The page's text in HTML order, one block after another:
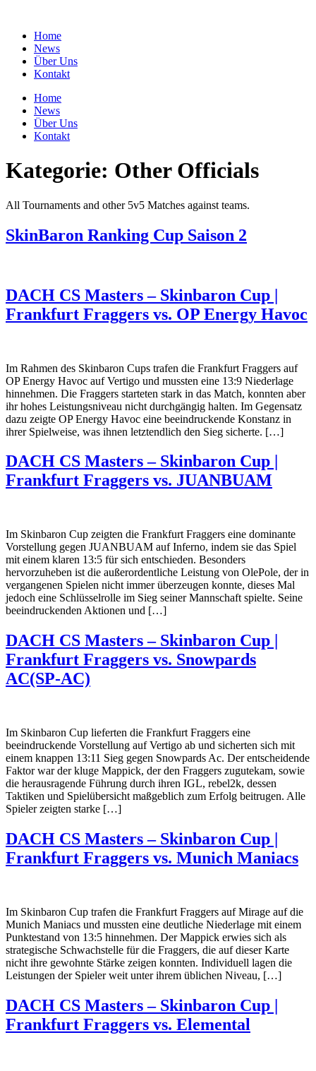
springenHome
News
Über Uns
Kontakt
Home
News
Über Uns
Kontakt
Kategorie: Other Officials
All Tournaments and other 5v5 Matches against teams.
SkinBaron Ranking Cup Saison 2
DACH CS Masters – Skinbaron Cup |
Frankfurt Fraggers vs. OP Energy Havoc
Im Rahmen des Skinbaron Cups trafen die Frankfurt Fraggers auf
OP Energy Havoc auf Vertigo und mussten eine 13:9 Niederlage
hinnehmen. Die Fraggers starteten stark in das Match, konnten aber
ihr hohes Leistungsniveau nicht durchgängig halten. Im Gegensatz
dazu zeigte OP Energy Havoc eine beeindruckende Konstanz in
ihrer Spielweise, was ihnen letztendlich den Sieg sicherte. […]
DACH CS Masters – Skinbaron Cup |
Frankfurt Fraggers vs. JUANBUAM
Im Skinbaron Cup zeigten die Frankfurt Fraggers eine dominante
Vorstellung gegen JUANBUAM auf Inferno, indem sie das Spiel
mit einem klaren 13:5 für sich entschieden. Besonders
hervorzuheben ist die außerordentliche Leistung von OlePole, der in
vergangenen Spielen nicht immer überzeugen konnte, dieses Mal
jedoch eine Schlüsselrolle im Sieg seiner Mannschaft spielte. Seine
beeindruckenden Aktionen und […]
DACH CS Masters – Skinbaron Cup |
Frankfurt Fraggers vs. Snowpards
AC(SP-AC)
Im Skinbaron Cup lieferten die Frankfurt Fraggers eine
beeindruckende Vorstellung auf Vertigo ab und sicherten sich mit
einem knappen 13:11 Sieg gegen Snowpards Ac. Der entscheidende
Faktor war der kluge Mappick, der den Fraggers zugutekam, sowie
die herausragende Führung durch ihren IGL, rebel2k, dessen
Taktiken und Spielübersicht maßgeblich zum Erfolg beitrugen. Alle
Spieler zeigten starke […]
DACH CS Masters – Skinbaron Cup |
Frankfurt Fraggers vs. Munich Maniacs
Im Skinbaron Cup trafen die Frankfurt Fraggers auf Mirage auf die
Munich Maniacs und mussten eine deutliche Niederlage mit einem
Punktestand von 13:5 hinnehmen. Der Mappick erwies sich als
strategische Schwachstelle für die Fraggers, die auf dieser Karte
nicht ihre gewohnte Stärke zeigen konnten. Individuell lagen die
Leistungen der Spieler weit unter ihrem üblichen Niveau, […]
DACH CS Masters – Skinbaron Cup |
Frankfurt Fraggers vs. Elemental